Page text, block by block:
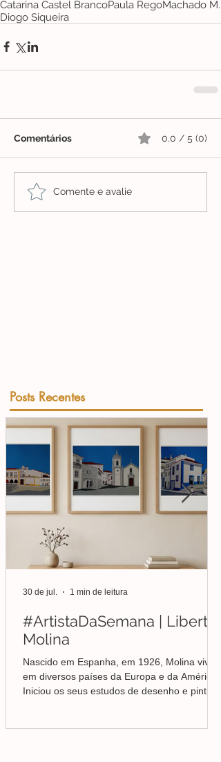
Catarina Castel BrancoPaula RegoMachado M.
Diogo Siqueira
Comentários 0.0 / 5 (0)
Comente e avalie
Posts Recentes
#ArtistaDaSemana | Liberto
Molina
Nascido em Espanha, em 1926, Molina viveu
em diversos países da Europa e da América.
Iniciou os seus estudos de desenho e pintura
30 de jul. 1 min de leitura